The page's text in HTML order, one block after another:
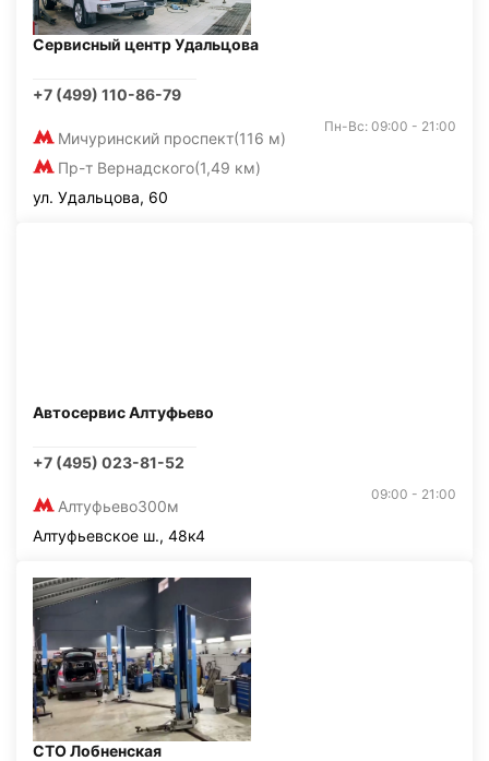
Сервисный центр Удальцова
+7 (499) 110-86-79
Мичуринский проспект(116 м)
Пр-т Вернадского(1,49 км)
Пн-Вс: 09:00 - 21:00
ул. Удальцова, 60
Автосервис Алтуфьево
+7 (495) 023-81-52
Алтуфьево300м
09:00 - 21:00
Алтуфьевское ш., 48к4
СТО Лобненская